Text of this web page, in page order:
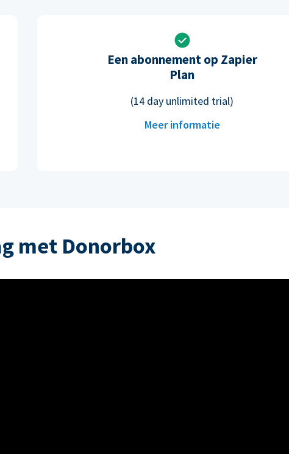
Een abonnement op Zapier
Plan
(14 day unlimited trial)
Meer informatie
met Donorbox